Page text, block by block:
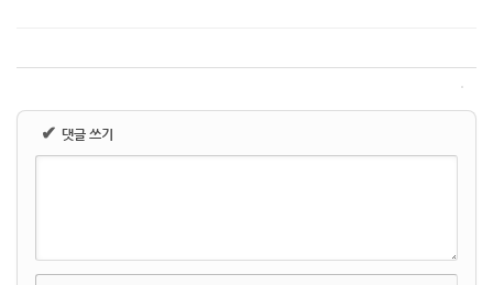
✔ 댓글 쓰기